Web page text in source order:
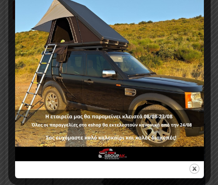
Προσθήκη στο καλάθι